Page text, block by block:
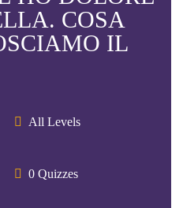
COSA
IL
All Levels
0 Quizzes